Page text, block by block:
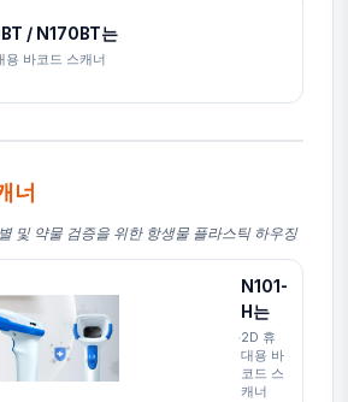
/ N170BT는
용 바코드 스캐너
너
및 약물 검증을 위한 항생물 플라스틱 하우징
N101-
H는
2D 휴
대용 바
코드 스
캐너